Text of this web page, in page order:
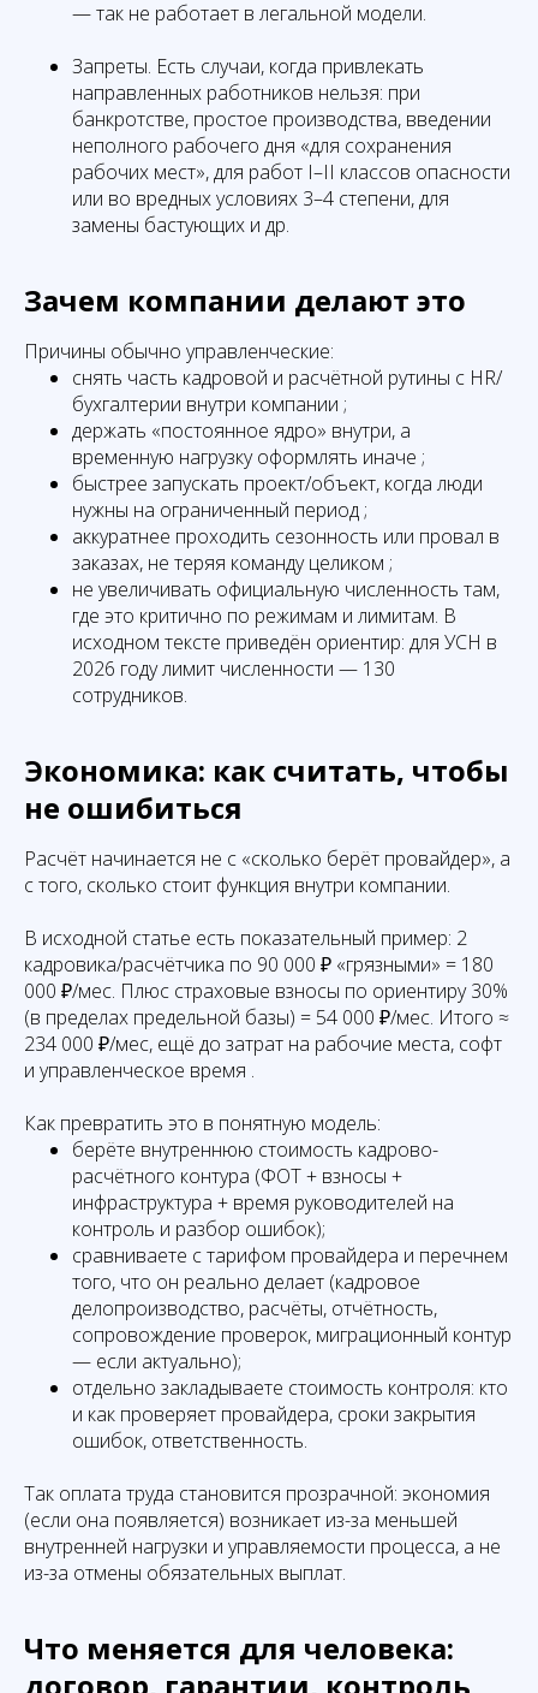
— так не работает в легальной модели.
Запреты. Есть случаи, когда привлекать
направленных работников нельзя: при
банкротстве, простое производства, введении
неполного рабочего дня «для сохранения
рабочих мест», для работ I–II классов опасности
или во вредных условиях 3–4 степени, для
замены бастующих и др.
Зачем компании делают это
Причины обычно управленческие:
снять часть кадровой и расчётной рутины с HR/
бухгалтерии внутри компании ;
держать «постоянное ядро» внутри, а
временную нагрузку оформлять иначе ;
быстрее запускать проект/объект, когда люди
нужны на ограниченный период ;
аккуратнее проходить сезонность или провал в
заказах, не теряя команду целиком ;
не увеличивать официальную численность там,
где это критично по режимам и лимитам. В
исходном тексте приведён ориентир: для УСН в
2026 году лимит численности — 130
сотрудников.
Экономика: как считать, чтобы
не ошибиться
Расчёт начинается не с «сколько берёт провайдер», а
с того, сколько стоит функция внутри компании.
В исходной статье есть показательный пример: 2
кадровика/расчётчика по 90 000 ₽ «грязными» = 180
000 ₽/мес. Плюс страховые взносы по ориентиру 30%
(в пределах предельной базы) = 54 000 ₽/мес. Итого ≈
234 000 ₽/мес, ещё до затрат на рабочие места, софт
и управленческое время .
Как превратить это в понятную модель:
берёте внутреннюю стоимость кадрово-
расчётного контура (ФОТ + взносы +
инфраструктура + время руководителей на
контроль и разбор ошибок);
сравниваете с тарифом провайдера и перечнем
того, что он реально делает (кадровое
делопроизводство, расчёты, отчётность,
сопровождение проверок, миграционный контур
— если актуально);
отдельно закладываете стоимость контроля: кто
и как проверяет провайдера, сроки закрытия
ошибок, ответственность.
Так оплата труда становится прозрачной: экономия
(если она появляется) возникает из-за меньшей
внутренней нагрузки и управляемости процесса, а не
из-за отмены обязательных выплат.
Что меняется для человека: